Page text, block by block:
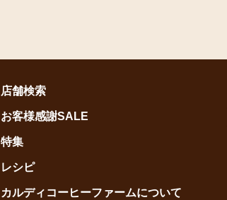
店舗検索
お客様感謝SALE
特集
レシピ
カルディコーヒーファームについて